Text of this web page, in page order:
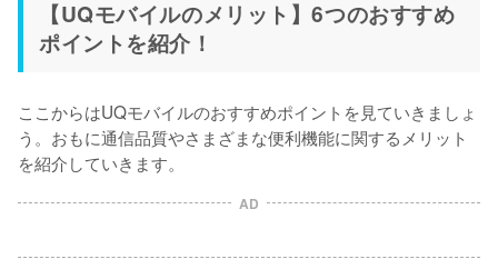
【UQモバイルのメリット】6つのおすすめ
ポイントを紹介！
ここからはUQモバイルのおすすめポイントを見ていきましょ
う。おもに通信品質やさまざまな便利機能に関するメリット
を紹介していきます。
AD